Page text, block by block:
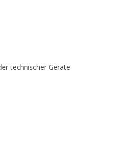
technischer Geräte